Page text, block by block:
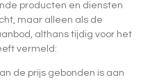
producten en diensten
maar alleen als de
althans tijdig voor het
vermeld:
de prijs gebonden is aan